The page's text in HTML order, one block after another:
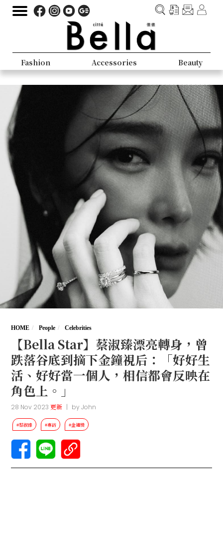
Fashion Accessories Beauty
HOME People Celebrities
【Bella Star】蔡淑臻漂亮轉身，曾
跌落谷底到摘下金鐘視后：「好好生
活、好好當一個人，相信都會反映在
角色上。」
28 Nov 2023更新 | byJohn
#蔡淑臻 #專訪 #金鐘獎